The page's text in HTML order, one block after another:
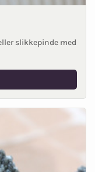
slikkepinde med